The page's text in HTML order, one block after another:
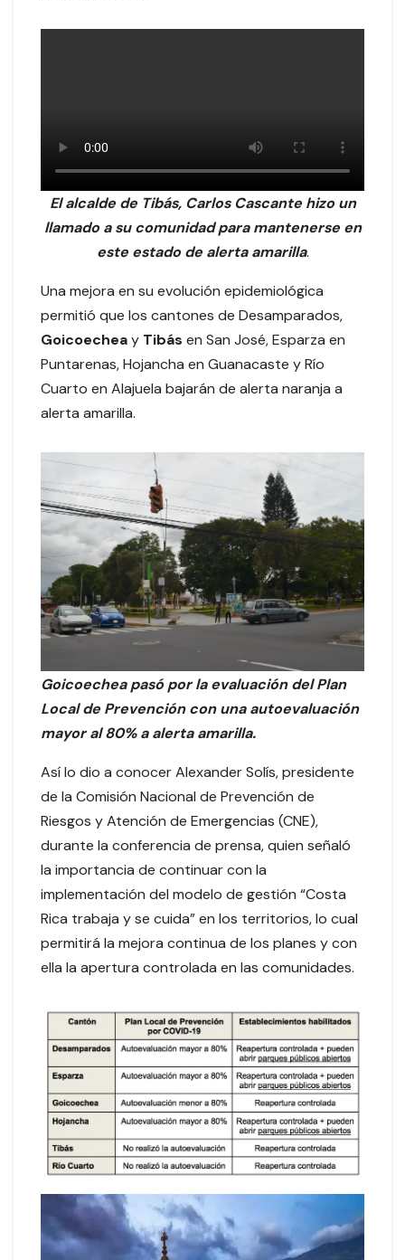
El alcalde de Tibás, Carlos Cascante hizo un
llamado a su comunidad para mantenerse en
este estado de alerta amarilla.
Una mejora en su evolución epidemiológica
permitió que los cantones de Desamparados,
Goicoecheay Tibás en San José, Esparza en
Puntarenas, Hojancha en Guanacaste y Río
Cuarto en Alajuela bajarán de alerta naranja a
alerta amarilla.
Goicoechea pasó por la evaluación del Plan
Local de Prevención con una autoevaluación
mayor al 80% a alerta amarilla.
Así lo dio a conocer Alexander Solís, presidente
de la Comisión Nacional de Prevención de
Riesgos y Atención de Emergencias (CNE),
durante la conferencia de prensa, quien señaló
la importancia de continuar con la
implementación del modelo de gestión “Costa
Rica trabaja y se cuida” en los territorios, lo cual
permitirá la mejora continua de los planes y con
ella la apertura controlada en las comunidades.